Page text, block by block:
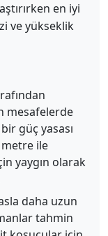
en iyi
ve yükseklik
mesafelerde
güç yasası
metre ile
yaygın olarak
daha uzun
tahmin